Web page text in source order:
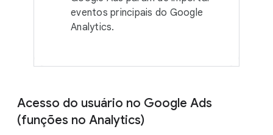
eventos principais do Google
Analytics.
Acesso do usuário no Google Ads
(funções no Analytics)